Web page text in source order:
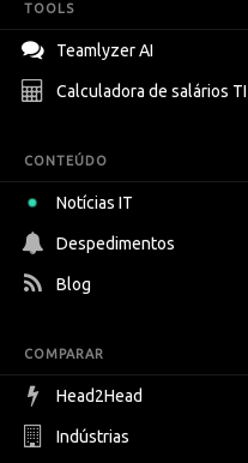
TOOLS
Teamlyzer AI
Calculadora de salários TI
CONTEÚDO
Notícias IT
Despedimentos
Blog
COMPARAR
Head2Head
Indústrias